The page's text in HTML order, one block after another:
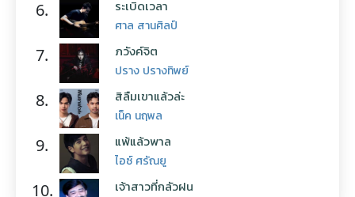
6. ระเบิดเวลา
ศาล สานศิลป์
7. ภวังค์จิต
ปราง ปรางทิพย์
8. สิลืมเขาแล้วล่ะ
เน็ค นฤพล
9. แพ้แล้วพาล
ไอซ์ ศรัณยู
10. เจ้าสาวที่กลัวฝน